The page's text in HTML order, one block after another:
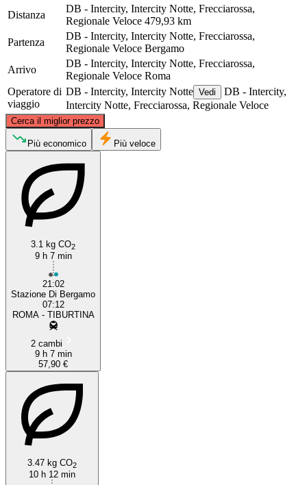
Distanza
DB - Intercity, Intercity Notte, Frecciarossa,
Regionale Veloce 479,93 km
Partenza
DB - Intercity, Intercity Notte, Frecciarossa,
Regionale Veloce Bergamo
Arrivo
DB - Intercity, Intercity Notte, Frecciarossa,
Regionale Veloce Roma
Operatore di
viaggio
DB - Intercity, Intercity Notte Vedi
DB - Intercity,
Intercity Notte, Frecciarossa, Regionale Veloce
Cerca il miglior prezzo
Bergamo
©CARTO, ©OpenStreetMap contributors
Più economico Più veloce
3.1 kg CO2
9 h 7 min
21:02
Stazione Di Bergamo
07:12
ROMA - TIBURTINA
2 cambi
9 h 7 min
57,90 €
3.47 kg CO2
10 h 12 min